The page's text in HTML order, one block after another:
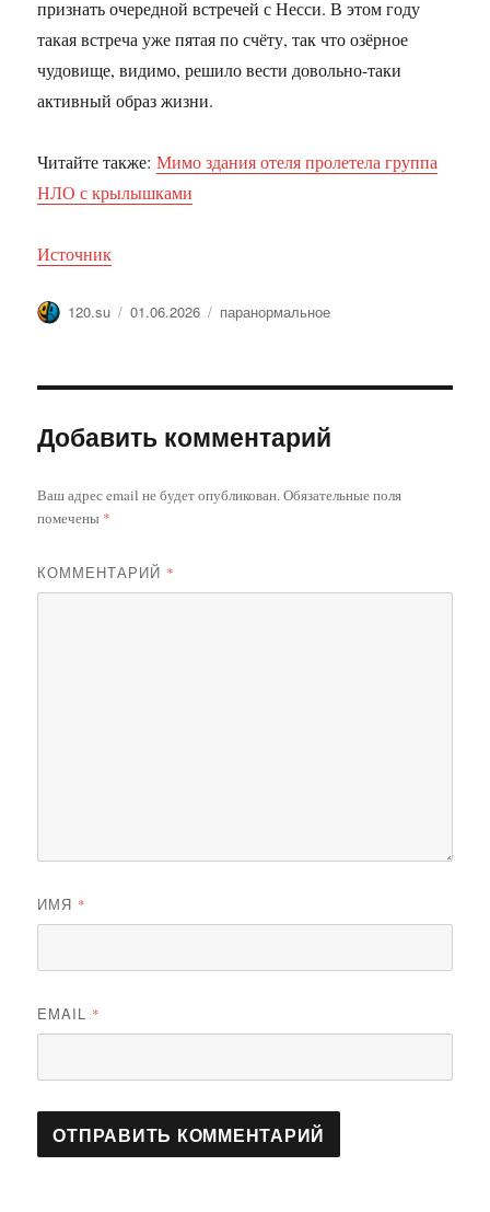
признать очередной встречей с Несси. В этом году
такая встреча уже пятая по счёту, так что озёрное
чудовище, видимо, решило вести довольно-таки
активный образ жизни.
Читайте также:Мимо здания отеля пролетела группа
НЛО с крылышками
Источник
Автор
120.su Опубликовано
01.06.2026 Метки
паранормальное
Добавить комментарий
Ваш адрес email не будет опубликован.Обязательные поля
помечены *
КОММЕНТАРИЙ *
ИМЯ *
EMAIL *